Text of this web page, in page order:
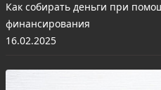
Как собирать деньги при
финансирования
16.02.2025